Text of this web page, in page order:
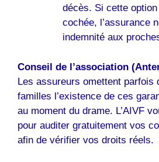
décès. Si cette option
cochée, l’assurance
indemnité aux
Conseil de l’association
Les assureurs omettent parfois
familles l’existence de ces
au moment du drame. L’AIVF
pour auditer gratuitement vos
afin de vérifier vos droits réels.